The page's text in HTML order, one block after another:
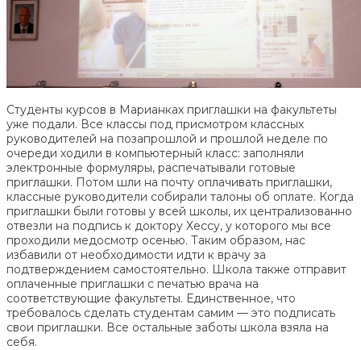
Студенты курсов в Марианках приглашки на факультеты
уже подали. Все классы под присмотром классных
руководителей на позапрошлой и прошлой неделе по
очереди ходили в компьютерный класс: заполняли
электронные формуляры, распечатывали готовые
приглашки. Потом шли на почту оплачивать приглашки,
классные руководители собирали талоны об оплате. Когда
приглашки были готовы у всей школы, их централизованно
отвезли на подпись к доктору Хессу, у которого мы все
проходили медосмотр осенью. Таким образом, нас
избавили от необходимости идти к врачу за
подтверждением самостоятельно. Школа также отправит
оплаченные приглашки с печатью врача на
соответствующие факультеты. Единственное, что
требовалось сделать студентам самим — это подписать
свои приглашки. Все остальные заботы школа взяла на
себя.